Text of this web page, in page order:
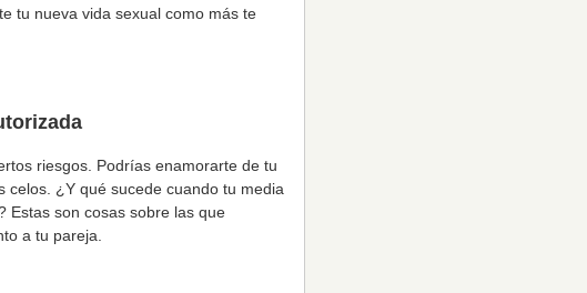
tu nueva vida sexual como más te
riesgos. Podrías enamorarte de tu
¿Y qué sucede cuando tu media
Estas son cosas sobre las que
a tu pareja.